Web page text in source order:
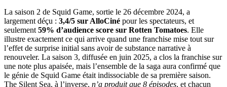
La saison 2 de Squid Game, sortie le 26 décembre 2024, a
largement déçu : 3,4/5 sur AlloCiné pour les spectateurs, et
seulement 59% d’audience score sur Rotten Tomatoes. Elle
illustre exactement ce qui arrive quand une franchise mise tout sur
l’effet de surprise initial sans avoir de substance narrative à
renouveler. La saison 3, diffusée en juin 2025, a clos la franchise sur
une note plus apaisée, mais l’ensemble de la saga aura confirmé que
le génie de Squid Game était indissociable de sa première saison.
The Silent Sea, à l’inverse, n’a produit que 8 épisodes, et chacun